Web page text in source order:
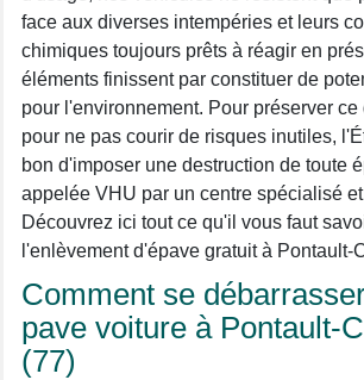
face aux diverses intempéries et leurs
chimiques toujours prêts à réagir en
éléments finissent par constituer de
pour l'environnement. Pour préserver ce
pour ne pas courir de risques inutiles,
bon d'imposer une destruction de toute
appelée VHU par un centre spécialisé
Découvrez ici tout ce qu'il vous faut
l'enlèvement d'épave gratuit à Pontault-
Comment se
pave voiture à Pontault-
(77)